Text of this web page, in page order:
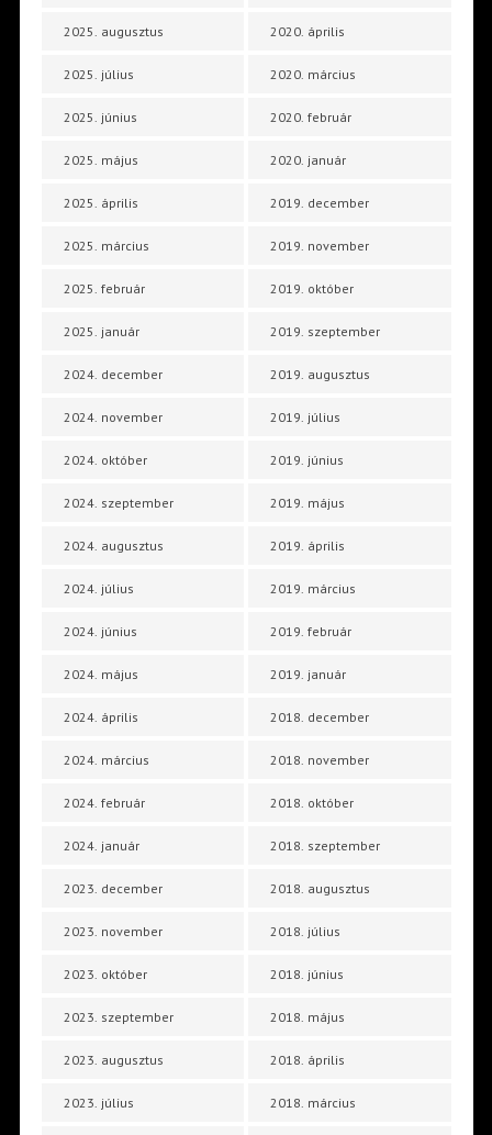
2025. augusztus
2025. július
2025. június
2025. május
2025. április
2025. március
2025. február
2025. január
2024. december
2024. november
2024. október
2024. szeptember
2024. augusztus
2024. július
2024. június
2024. május
2024. április
2024. március
2024. február
2024. január
2023. december
2023. november
2023. október
2023. szeptember
2023. augusztus
2023. július
2020. április
2020. március
2020. február
2020. január
2019. december
2019. november
2019. október
2019. szeptember
2019. augusztus
2019. július
2019. június
2019. május
2019. április
2019. március
2019. február
2019. január
2018. december
2018. november
2018. október
2018. szeptember
2018. augusztus
2018. július
2018. június
2018. május
2018. április
2018. március